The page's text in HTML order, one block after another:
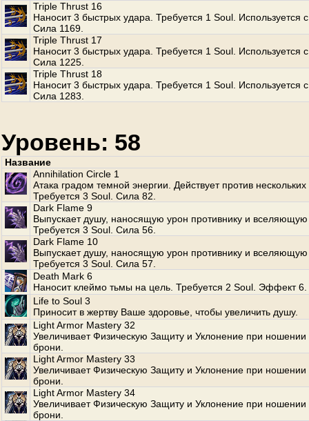
Triple Thrust 16
Наносит 3 быстрых удара. Требуется 1 Soul. Используется
Сила 1169.
Triple Thrust 17
Наносит 3 быстрых удара. Требуется 1 Soul. Используется
Сила 1225.
Triple Thrust 18
Наносит 3 быстрых удара. Требуется 1 Soul. Используется
Сила 1283.
Уровень: 58
Название
Annihilation Circle 1
Атака градом темной энергии. Действует против
Требуется 3 Soul. Сила 82.
Dark Flame 9
Выпускает душу, наносящую урон противнику и вселяющую
Требуется 3 Soul. Сила 56.
Dark Flame 10
Выпускает душу, наносящую урон противнику и вселяющую
Требуется 3 Soul. Сила 57.
Death Mark 6
Наносит клеймо тьмы на цель. Требуется 2 Soul. Эффект 6.
Life to Soul 3
Приносит в жертву Ваше здоровье, чтобы увеличить душу.
Light Armor Mastery 32
Увеличивает Физическую Защиту и Уклонение при ношении
брони.
Light Armor Mastery 33
Увеличивает Физическую Защиту и Уклонение при ношении
брони.
Light Armor Mastery 34
Увеличивает Физическую Защиту и Уклонение при ношении
брони.